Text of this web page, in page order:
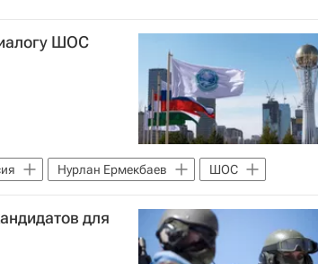
ШОС
Нурлан Ермекбаев ШОС
для